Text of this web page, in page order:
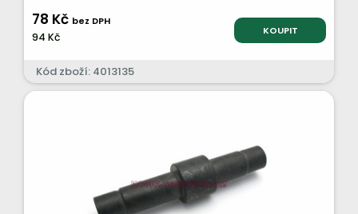
78 Kč bez DPH
94 Kč KOUPIT
Kód zboží: 4013135